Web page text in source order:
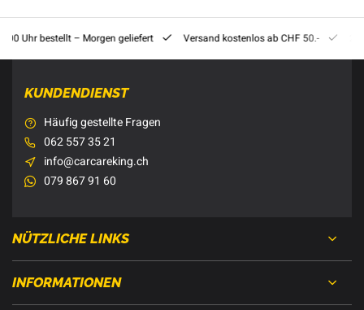
Uhr bestellt – Morgen geliefert Versand kostenlos ab CHF 50.-
KUNDENDIENST
Häufig gestellte Fragen
062 557 35 21
info@carcareking.ch
079 867 91 60
NÜTZLICHE LINKS
INFORMATIONEN